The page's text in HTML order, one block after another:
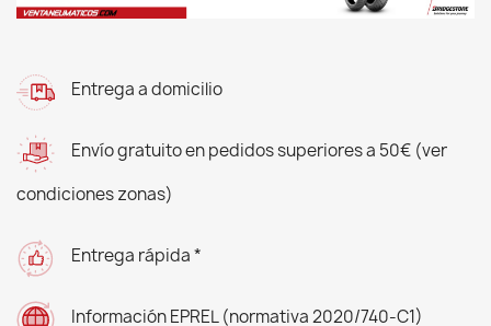
Entrega a domicilio
Envío gratuito en pedidos superiores a 50€ (ver
condiciones zonas)
Entrega rápida *
Información EPREL (normativa 2020/740-C1)